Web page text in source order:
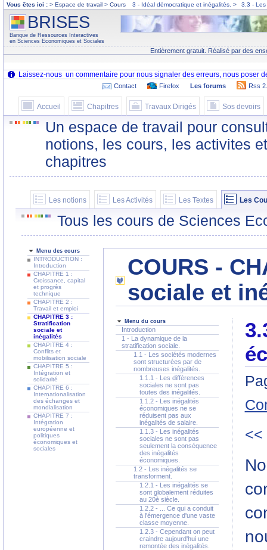
Vous êtes ici : > Espace de travail > Cours 3 - Idéal démocratique et inégalités. > 3.3 -
BRISES
Banque de Ressources Interactives
en Sciences Economiques et Sociales
Entièrement gratuit. Réalisé par des
Contact Firefox Les forums Rss
Accueil Chapitres Travaux Dirigés Sos devoirs
Un espace de travail pour
notions, les cours, les activites
chapitres
Les notions Les Activités Les Textes Les
Tous les cours de Sciences
Menu des cours
INTRODUCTION :
Introduction
CHAPITRE 1 :
Croissance, capital
et progrès
technique
CHAPITRE 2 :
Travail et emploi
CHAPITRE 3 :
Stratification
sociale et
inégalités
CHAPITRE 4 :
Conflits et
mobilisation sociale
CHAPITRE 5 :
Intégration et
solidarité
CHAPITRE 6 :
Internationalisation
des échanges et
mondialisation
CHAPITRE 7 :
Intégration
européenne et
politiques
économiques et
sociales
COURS -
sociale et
Menu du cours
Introduction
1 - La dynamique de la
stratification sociale.
1.1 - Les sociétés modernes
sont structurées par de
nombreuses inégalités.
1.1.1 - Les différences
sociales ne sont pas
toutes des inégalités.
1.1.2 - Les inégalités
économiques ne se
réduisent pas aux
inégalités de salaire.
1.1.3 - Les inégalités
sociales ne sont pas
seulement la conséquence
des inégalités
économiques.
1.2 - Les inégalités se
transforment.
1.2.1 - Les inégalités se
sont globalement réduites
au 20è siècle.
1.2.2 - ... Ce qui a conduit
à l'émergence d'une vaste
classe moyenne.
1.2.3 - Cependant on peut
craindre aujourd'hui une
remontée des inégalités.
<<